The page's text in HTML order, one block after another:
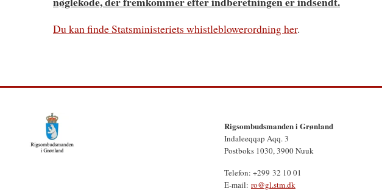
Du kan finde Statsministeriets whistleblowerordning her.
Rigsombudsmanden i Grønland
Indaleeqqap Aqq. 3
Postboks 1030, 3900 Nuuk
Telefon: +299 32 10 01
E-mail: ro@gl.stm.dk